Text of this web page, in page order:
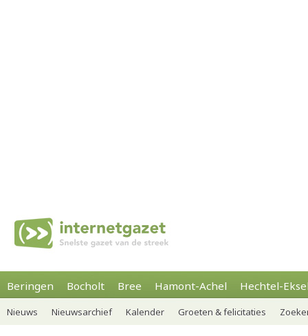
Beringen Bocholt Bree Hamont-Achel Hechtel-
Nieuws Nieuwsarchief Kalender Groeten & felicitaties